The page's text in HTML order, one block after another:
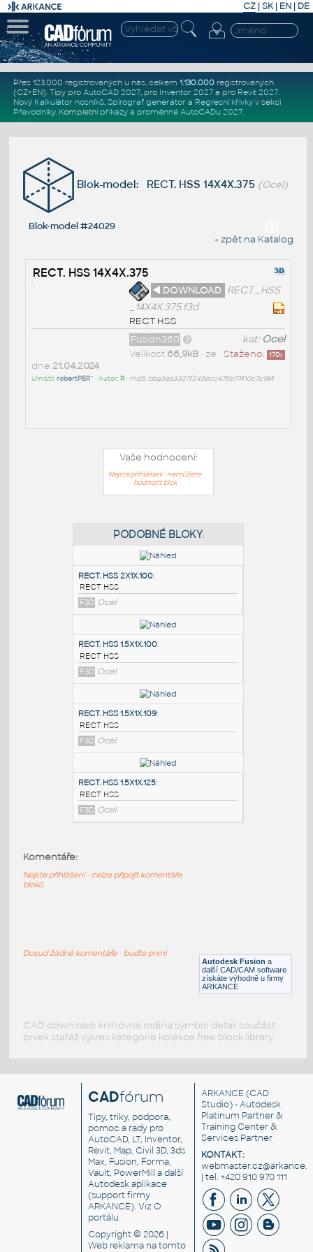
CZ | SK| EN | DE
Přes 123.000 registrovaných u nás, celkem 1.130.000registrovaných
(CZ+EN). Tipy pro AutoCAD 2027, pro Inventor 2027a pro Revit 2027.
Nový Kalkulátor nosníků, Spirograf generátor a Regresní křivkyv sekci
Převodníky. Kompletní příkazya proměnné AutoCADu 2027.
Blok-model: RECT. HSS 14X4X.375 (Ocel)
Blok-model #24029
« zpět na Katalog
RECT. HSS 14X4X.375
◄ DOWNLOAD
RECT.
_HSS_14X4X.375.f3d
RECT HSS
kat: Ocel
Fusion360
Staženo: 170x
Velikost
Umístil:robertPER^• Autor:R•md5:
Nejste přihlášeni - nemůžete
PODOBNÉ BLOKY
RECT. HSS 2X1X.100:
F3D Ocel
RECT. HSS 1.5X1X.100
RECT HSS
F3D Ocel
F3D Ocel
Autodesk Fusiona
další CAD/CAM software
získáte výhodně u firmy
ARKANCE
Nejste přihlášeni - nelze připojit komentáře
CAD download: knihovna rodina symbol detail součást
prvek stafáž výkres kategorie kolekce free block library
CADfórum
Tipy, triky, podpora,
pomoc a rady pro
AutoCAD, LT, Inventor,
Revit, Map, Civil 3D, 3ds
Max, Fusion, Forma,
Vault, PowerMill a další
Autodesk aplikace
(support firmy
ARKANCE). Viz
portálu
Copyright © 2026 |
ARKANCE(CAD
Studio) - Autodesk
Platinum Partner &
Training Center &
KONTAKT:
| tel. +420 910 970 111